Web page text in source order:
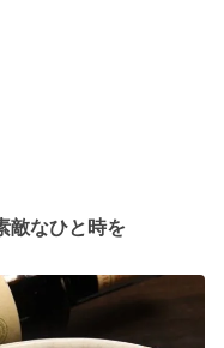
敵なひと時を